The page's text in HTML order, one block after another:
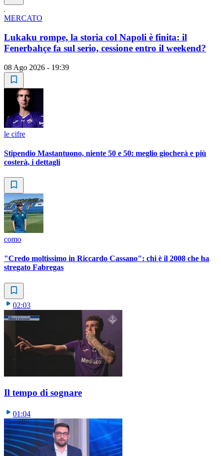
MERCATO
Lukaku rompe, la storia col Napoli è finita: il
Fenerbahçe fa sul serio, cessione entro il weekend?
08 Ago 2026 - 19:39
le cifre
Stipendio Mastantuono, niente 50 e 50: meglio giocherà e più
costerà, i dettagli
como
"Credo moltissimo in Riccardo Cassano": chi è il 2008 che ha
stregato Fabregas
02:03
Il tempo di sognare
01:04